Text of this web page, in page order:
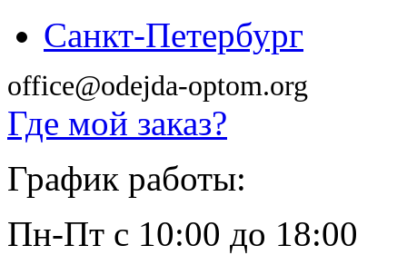
Санкт-Петербург
office@odejda-optom.org
Где мой заказ?
График работы:
Пн-Пт с 10:00 до 18:00